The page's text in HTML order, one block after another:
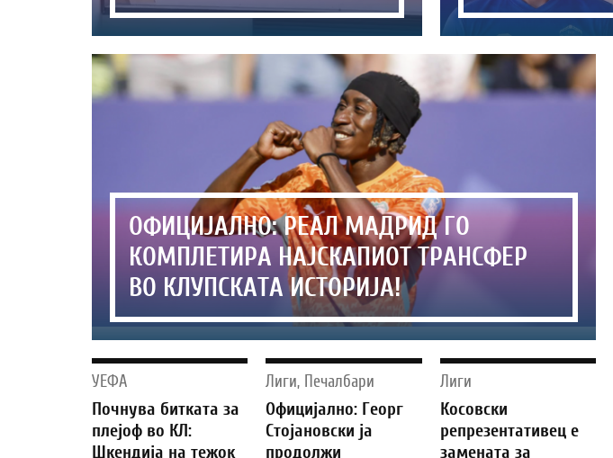
ОФИЦИЈАЛНО: РЕАЛ МАДРИД ГО
КОМПЛЕТИРА НАЈСКАПИОТ ТРАНСФЕР
ВО КЛУПСКАТА ИСТОРИЈА!
УЕФА
Почнува битката за
плејоф во КЛ:
Шкендија на тежок
Лиги, Печалбари
Официјално: Георг
Стојановски ја
продолжи
Лиги
Косовски
репрезентативец е
замената за